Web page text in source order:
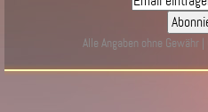
Alle Angaben ohne